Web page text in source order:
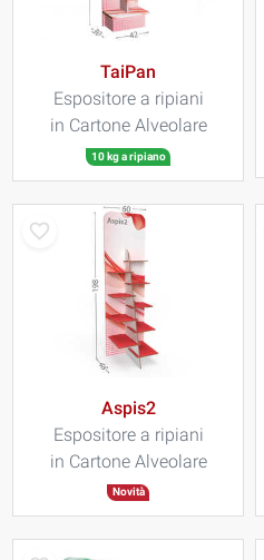
TaiPan
Espositore a ripiani
in Cartone Alveolare
10 kg a ripiano
Aspis2
Espositore a ripiani
in Cartone Alveolare
Novità